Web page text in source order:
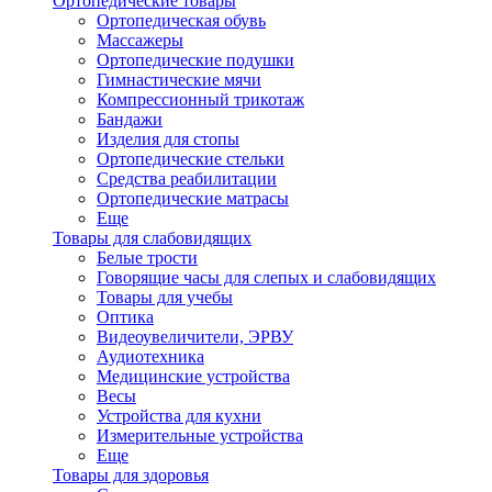
Ортопедическая обувь
Массажеры
Ортопедические подушки
Гимнастические мячи
Компрессионный трикотаж
Бандажи
Изделия для стопы
Ортопедические стельки
Средства реабилитации
Ортопедические матраcы
Еще
Товары для слабовидящих
Белые трости
Говорящие часы для слепых и слабовидящих
Товары для учебы
Оптика
Видеоувеличители, ЭРВУ
Аудиотехника
Медицинские устройства
Весы
Устройства для кухни
Измерительные устройства
Еще
Товары для здоровья